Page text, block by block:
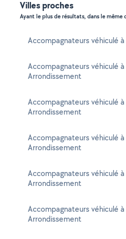
Villes proches
Ayant le plus de résultats, dans le même
Accompagnateurs véhiculé
Accompagnateurs véhiculé
Arrondissement
Accompagnateurs véhiculé
Arrondissement
Accompagnateurs véhiculé
Arrondissement
Accompagnateurs véhiculé
Arrondissement
Accompagnateurs véhiculé
Arrondissement